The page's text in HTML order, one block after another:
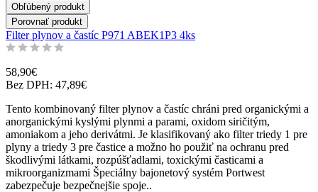
Obľúbený produkt
Porovnať produkt
Filter plynov a častíc P971 ABEK1P3 4ks
58,90€
Bez DPH: 47,89€
Tento kombinovaný filter plynov a častíc chráni pred organickými a
anorganickými kyslými plynmi a parami, oxidom siričitým,
amoniakom a jeho derivátmi. Je klasifikovaný ako filter triedy 1 pre
plyny a triedy 3 pre častice a možno ho použiť na ochranu pred
škodlivými látkami, rozpúšťadlami, toxickými časticami a
mikroorganizmami Špeciálny bajonetový systém Portwest
zabezpečuje bezpečnejšie spoje..